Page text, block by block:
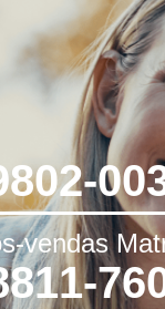
vendas